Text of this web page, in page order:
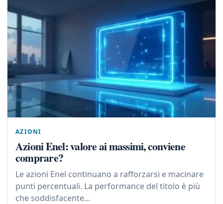
AZIONI
Azioni Enel: valore ai massimi, conviene
comprare?
Le azioni Enel continuano a rafforzarsi e macinare
punti percentuali. La performance del titolo è più
che soddisfacente...